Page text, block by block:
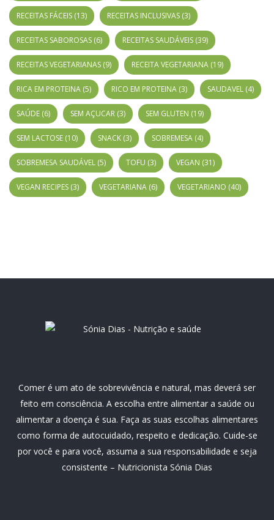
RECEITAS FÁCEIS (13) RECEITAS INCLUSIVAS (3)
RECEITAS SABOROSAS (6) RECEITAS SAUDÁVEIS (39)
RECEITAS VEGETARIANAS (9) RECEITA VEGETARIANA (19)
RICA EM PROTEINA (5) RICO EM PROTEINA (3) SAUDAVEL (4)
SAÚDE (6) SEM AÇUCAR (3) SEM GLUTEN (19)
SEM LACTOSE (10) SNACK (3) SOBREMESA (4)
SOBREMESA SAUDÁVEL (5) TOFU (3) VEGAN (31)
VEGAN RECIPES (3) VEGETARIANA (6) VEGETARIANO (40)
Comer é um ato de sobrevivência e natural, mas deverá ser
feito em consciência. A escolha entre alimentar a saúde ou
alimentar a doença é sua. Faça as suas escolhas alimentares
como forma de autocuidado, respeito e dedicação. Cuide-se
por você e para você, assuma a sua responsabilidade e seja
consistente – Nutricionista Sónia Dias